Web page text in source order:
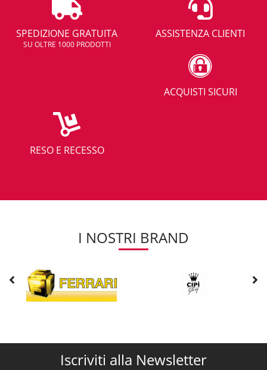
SPEDIZIONE GRATUITA
SU OLTRE 1000 PRODOTTI
ASSISTENZA CLIENTI
ACQUISTI SICURI
RESO E RECESSO
I NOSTRI BRAND
Iscriviti alla Newsletter